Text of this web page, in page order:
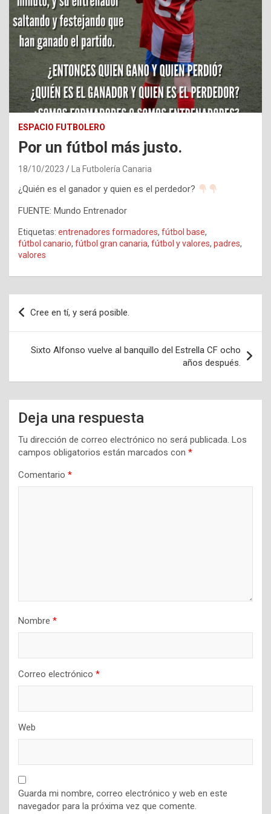
ESPACIO FUTBOLERO
Por un fútbol más justo.
18/10/2023 La Futbolería Canaria
¿Quién es el ganador y quien es el perdedor?
FUENTE: Mundo Entrenador
Etiquetas: entrenadores formadores, fútbol base,
fútbol canario, fútbol gran canaria, fútbol y valores, padres,
valores
Navegación
de
entradas
Cree en tí, y será posible.
Sixto Alfonso vuelve al banquillo del Estrella CF ocho
años después.
Deja una respuesta
Tu dirección de correo electrónico no será publicada. Los
campos obligatorios están marcados con *
Comentario *
Nombre *
Correo electrónico *
Web
Guarda mi nombre, correo electrónico y web en este
navegador para la próxima vez que comente.